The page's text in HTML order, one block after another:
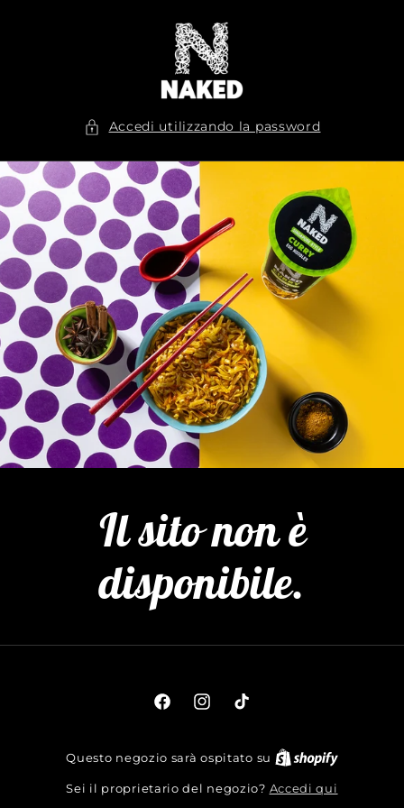
Accedi utilizzando la password
Il sito non è
disponibile.
FacebookInstagram
TikTok
Questo negozio sarà ospitato su
Sei il proprietario del negozio? Accedi qui